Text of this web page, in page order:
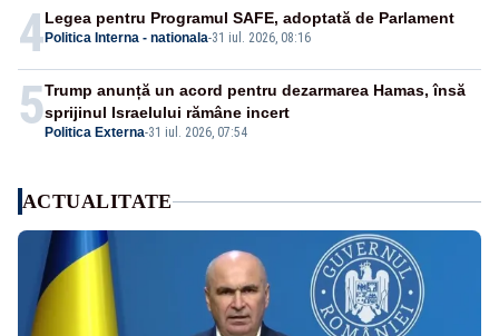
4 Politica Interna - nationala-31 iul. 2026, 08:16
Legea pentru Programul SAFE, adoptată de Parlament
5 Politica Externa-31 iul. 2026, 07:54
Trump anunță un acord pentru dezarmarea Hamas, însă
sprijinul Israelului rămâne incert
ACTUALITATE